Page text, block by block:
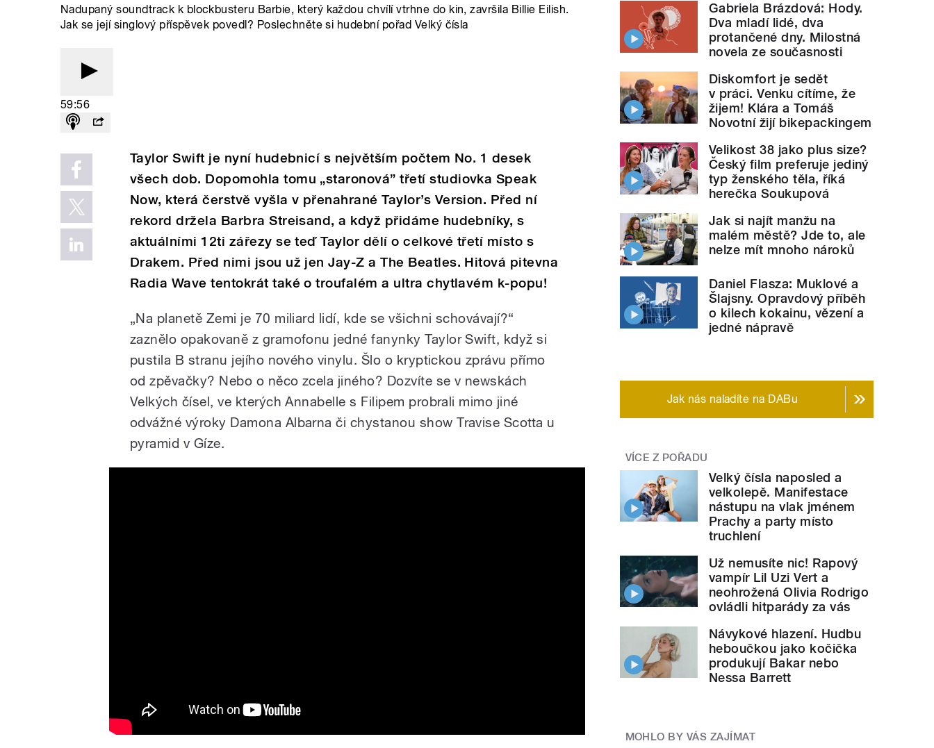
Nadupaný soundtrack k blockbusteru Barbie, který každou chvílí vtrhne do kin, završila Billie Eilish.
Jak se její singlový příspěvek povedl? Poslechněte si hudební pořad Velký čísla
59:56
Taylor Swift je nyní hudebnicí s největším počtem No. 1 desek
všech dob. Dopomohla tomu „staronová” třetí studiovka Speak
Now, která čerstvě vyšla v přenahrané Taylor’s Version. Před ní
rekord držela Barbra Streisand, a když přidáme hudebníky, s
aktuálními 12ti zářezy se teď Taylor dělí o celkové třetí místo s
Drakem. Před nimi jsou už jen Jay-Z a The Beatles. Hitová pitevna
Radia Wave tentokrát také o troufalém a ultra chytlavém k-popu!
„Na planetě Zemi je 70 miliard lidí, kde se všichni schovávají?“
zaznělo opakovaně z gramofonu jedné fanynky Taylor Swift, když si
pustila B stranu jejího nového vinylu. Šlo o kryptickou zprávu přímo
od zpěvačky? Nebo o něco zcela jiného? Dozvíte se v newskách
Velkých čísel, ve kterých Annabelle s Filipem probrali mimo jiné
odvážné výroky Damona Albarna či chystanou show Travise Scotta u
pyramid v Gíze.
Gabriela Brázdová: Hody.
Dva mladí lidé, dva
protančené dny. Milostná
novela ze současnosti
Diskomfort je sedět
v práci. Venku cítíme, že
žijem! Klára a Tomáš
Novotní žijí bikepackingem
Velikost 38 jako plus size?
Český film preferuje jediný
typ ženského těla, říká
herečka Soukupová
Jak si najít manžu na
malém městě? Jde to, ale
nelze mít mnoho nároků
Daniel Flasza: Muklové a
Šlajsny. Opravdový příběh
o kilech kokainu, vězení a
jedné nápravě
Jak nás naladíte na DABu
VÍCE Z POŘADU
Velký čísla naposled a
velkolepě. Manifestace
nástupu na vlak jménem
Prachy a party místo
truchlení
Už nemusíte nic! Rapový
vampír Lil Uzi Vert a
neohrožená Olivia Rodrigo
ovládli hitparády za vás
Návykové hlazení. Hudbu
heboučkou jako kočička
produkují Bakar nebo
Nessa Barrett
MOHLO BY VÁS ZAJÍMAT